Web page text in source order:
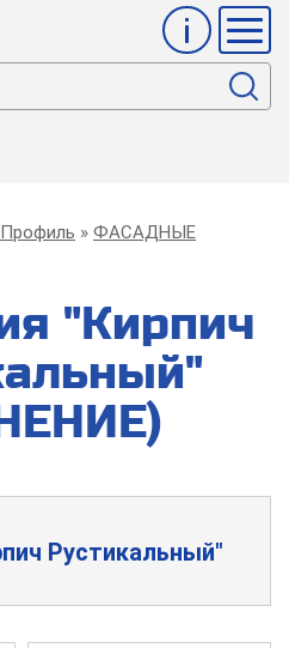
Инфо
ФАСАДНЫЕ
"Кирпич
Рустикальный"